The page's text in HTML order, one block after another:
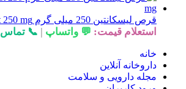
قرص لیسکانتین 250 میلی گرم LISKANTIN Tablet 250 mg
استعلام قیمت: 💬 واتساپ | 📞 تماس
خانه
داروخانه آنلاین
مجله دارویی و سلامت